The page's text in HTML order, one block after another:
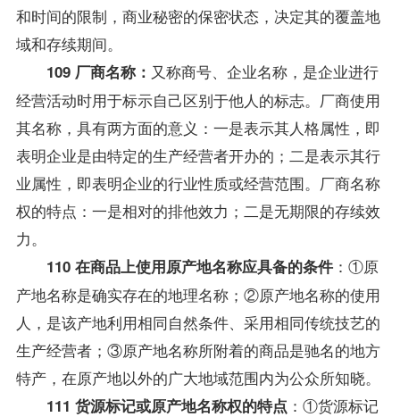
和时间的限制，商业秘密的保密状态，决定其的覆盖地
域和存续期间。
109 厂商名称： 又称商号、企业名称，是企业进行
经营活动时用于标示自己区别于他人的标志。厂商使用
其名称，具有两方面的意义：一是表示其人格属性，即
表明企业是由特定的生产经营者开办的；二是表示其行
业属性，即表明企业的行业性质或经营范围。厂商名称
权的特点：一是相对的排他效力；二是无期限的存续效
力。
110 在商品上使用原产地名称应具备的条件：①原
产地名称是确实存在的地理名称；②原产地名称的使用
人，是该产地利用相同自然条件、采用相同传统技艺的
生产经营者；③原产地名称所附着的商品是驰名的地方
特产，在原产地以外的广大地域范围内为公众所知晓。
111 货源标记或原产地名称权的特点 ：①货源标记